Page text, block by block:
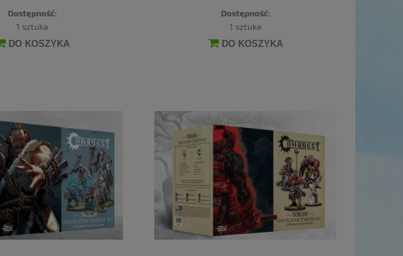
Dostępność:
1 sztuka
DO KOSZYKA
Dostępność:
1 sztuka
DO KOSZYKA